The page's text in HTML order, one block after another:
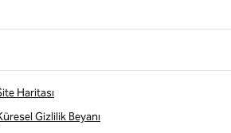
Haritası
Gizlilik Beyanı